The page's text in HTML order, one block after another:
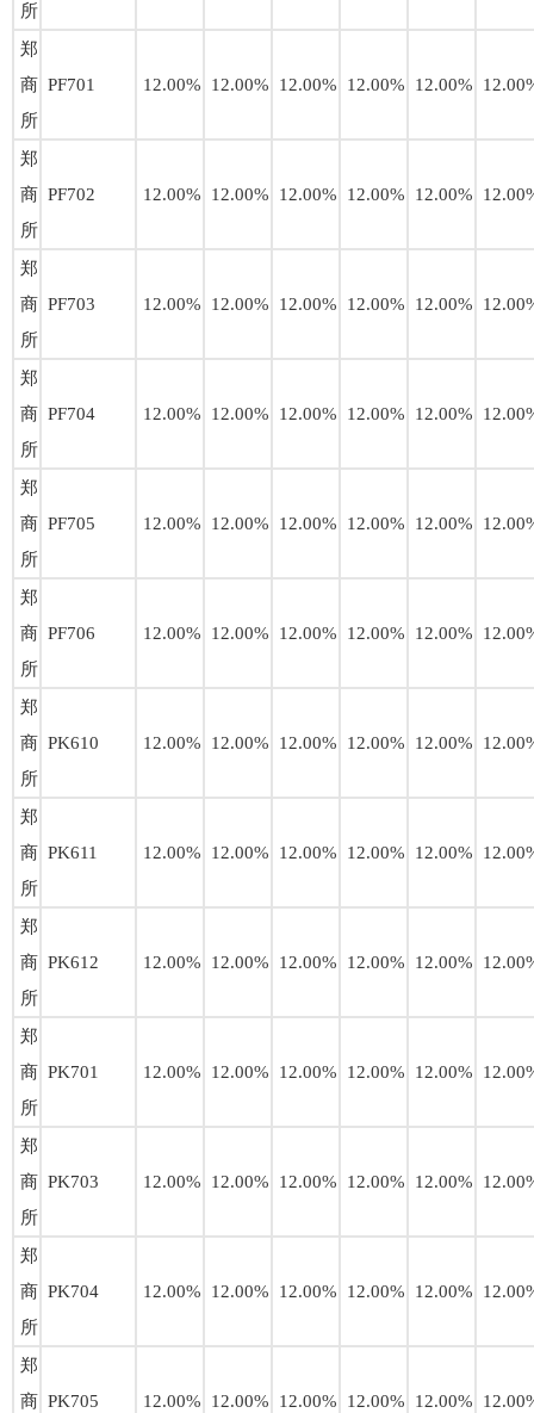
所
郑
商
所
PF701 12.00% 12.00% 12.00% 12.00% 12.00%
郑
商
所
PF702 12.00% 12.00% 12.00% 12.00% 12.00%
郑
商
所
PF703 12.00% 12.00% 12.00% 12.00% 12.00%
郑
商
所
PF704 12.00% 12.00% 12.00% 12.00% 12.00%
郑
商
所
PF705 12.00% 12.00% 12.00% 12.00% 12.00%
郑
商
所
PF706 12.00% 12.00% 12.00% 12.00% 12.00%
郑
商
所
PK610 12.00% 12.00% 12.00% 12.00% 12.00%
郑
商
所
PK611 12.00% 12.00% 12.00% 12.00% 12.00%
郑
商
所
PK612 12.00% 12.00% 12.00% 12.00% 12.00%
郑
商
所
PK701 12.00% 12.00% 12.00% 12.00% 12.00%
郑
商
所
PK703 12.00% 12.00% 12.00% 12.00% 12.00%
郑
商
所
PK704 12.00% 12.00% 12.00% 12.00% 12.00%
郑
商 PK705 12.00% 12.00% 12.00% 12.00% 12.00%